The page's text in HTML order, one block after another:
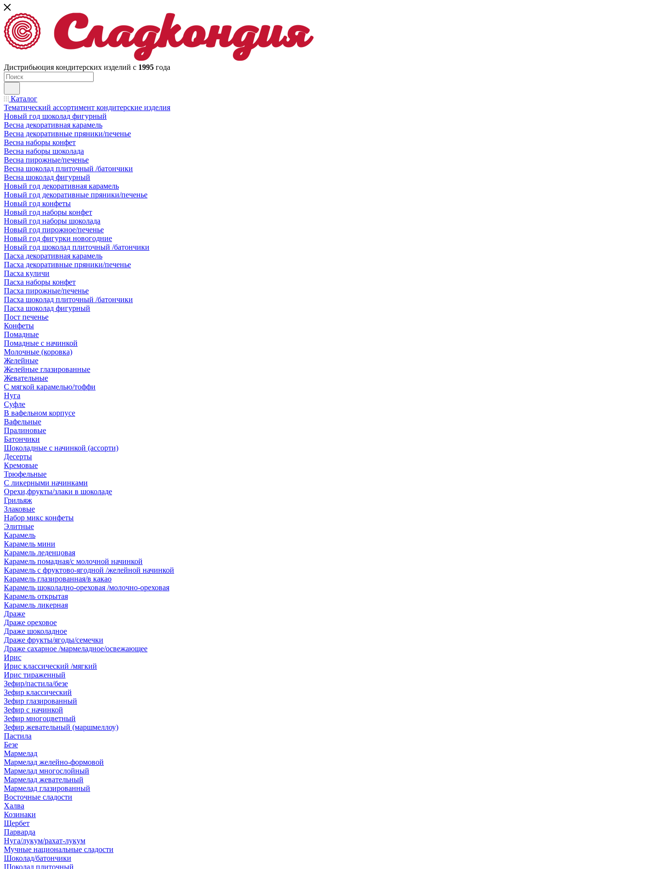
Дистрибьюция кондитерских изделий с 1995 года
Каталог
Тематический ассортимент кондитерские изделия
Новый год шоколад фигурный
Весна декоративная карамель
Весна декоративные пряники/печенье
Весна наборы конфет
Весна наборы шоколада
Весна пирожные/печенье
Весна шоколад плиточный /батончики
Весна шоколад фигурный
Новый год декоративная карамель
Новый год декоративные пряники/печенье
Новый год конфеты
Новый год наборы конфет
Новый год наборы шоколада
Новый год пирожное/печенье
Новый год фигурки новогодние
Новый год шоколад плиточный /батончики
Пасха декоративная карамель
Пасха декоративные пряники/печенье
Пасха куличи
Пасха наборы конфет
Пасха пирожные/печенье
Пасха шоколад плиточный /батончики
Пасха шоколад фигурный
Пост печенье
Конфеты
Помадные
Помадные с начинкой
Молочные (коровка)
Желейные
Желейные глазированные
Жевательные
С мягкой карамелью/тоффи
Нуга
Суфле
В вафельном корпусе
Вафельные
Пралиновые
Батончики
Шоколадные с начинкой (ассорти)
Десерты
Кремовые
Трюфельные
С ликерными начинками
Орехи,фрукты/злаки в шоколаде
Грильяж
Злаковые
Набор микс конфеты
Элитные
Карамель
Карамель мини
Карамель леденцовая
Карамель помадная/с молочной начинкой
Карамель с фруктово-ягодной /желейной начинкой
Карамель глазированная/в какао
Карамель шоколадно-ореховая /молочно-ореховая
Карамель открытая
Карамель ликерная
Драже
Драже ореховое
Драже шоколадное
Драже фрукты/ягоды/семечки
Драже сахарное /мармеладное/освежающее
Ирис
Ирис классический /мягкий
Ирис тираженный
Зефир/пастила/безе
Зефир классический
Зефир глазированный
Зефир с начинкой
Зефир многоцветный
Зефир жевательный (маршмеллоу)
Пастила
Безе
Мармелад
Мармелад желейно-формовой
Мармелад многослойный
Мармелад жевательный
Мармелад глазированный
Восточные сладости
Халва
Козинаки
Щербет
Парварда
Нуга/лукум/рахат-лукум
Мучные национальные сладости
Шоколад/батончики
Шоколад плиточный